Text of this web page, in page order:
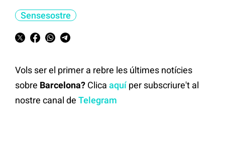
Sensesostre
Vols ser el primer a rebre les últimes notícies
sobre Barcelona? Clica aquíper subscriure't al
nostre canal de Telegram